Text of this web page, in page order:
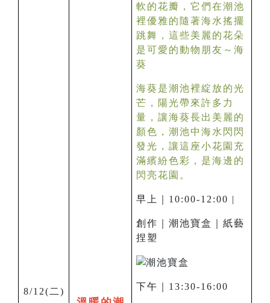
8/12( 二)
軟的花瓣，它們在潮池
裡優雅的隨著海水搖擺
跳舞，這些美麗的花朵
是可愛的動物朋友～海
葵
海葵是潮池裡綻放的光
芒，陽光帶來許多力
量，讓海葵長出美麗的
顏色，潮池中海水閃閃
發光，讓這座小花園充
滿繽紛色彩，是海邊的
閃亮花園。
早上｜10:00-12:00 |
創作｜潮池寶盒｜紙藝
捏塑
下午｜13:30-16:00